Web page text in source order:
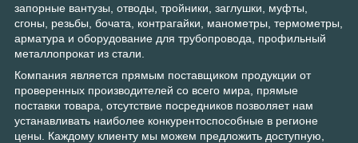
запорные вантузы, отводы, тройники, заглушки, муфты,
сгоны, резьбы, бочата, контрагайки, манометры, термометры,
арматура и оборудование для трубопровода, профильный
металлопрокат из стали.
Компания является прямым поставщиком продукции от
проверенных производителей со всего мира, прямые
поставки товара, отсутствие посредников позволяет нам
устанавливать наиболее конкурентоспособные в регионе
цены. Каждому клиенту мы можем предложить доступную,